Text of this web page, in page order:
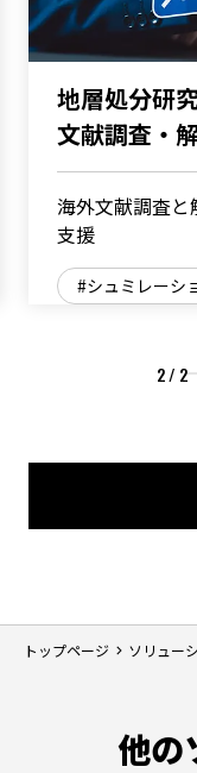
トップページ ソリュー
地層処分研
文献調査・
海外文献調査と
支援
シュミレーシ
2 / 2
他の